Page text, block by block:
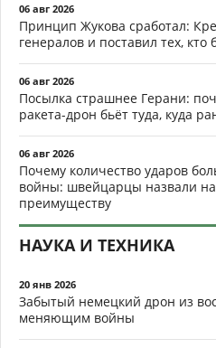
06 авг 2026
Принцип Жукова сработал:
генералов и поставил тех, кто
06 авг 2026
Посылка страшнее Герани:
ракета-дрон бьёт туда, куда
06 авг 2026
Почему количество ударов
войны: швейцарцы назвали
преимуществу
НАУКА И ТЕХНИКА
20 янв 2026
Забытый немецкий дрон из
меняющим войны